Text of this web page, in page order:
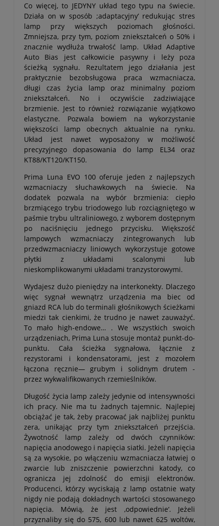
Co więcej, to JEDYNY układ tego typu na świecie.
Działa on w sposób ;adaptacyjny’ redukując stres
lamp przy większych poziomach głośności.
Zmniejsza, przy tym, poziom zniekształceń o 50% i
znacznie wydłuża trwałość lamp. Układ Adaptive
Auto Bias jest całkowicie pasywny i leży poza
ścieżką sygnału. Rezultatem jego działania jest
praktycznie bezobsługowa praca wzmacniacza,
długi czas życia lamp oraz minimalny poziom
zniekształceń. No i oczywiście zadziwiające
brzmienie. Jest to również rozwiązanie wyjątkowo
elastyczne. Pozwala bowiem na wykorzystanie
większości lamp obecnych aktualnie na rynku.
Układ jest nawet wyposażony w możliwość
precyzyjnego dopasowania do lamp EL34 oraz
KT88/KT120/KT150.
Prima Luna EVO 100 oferuje jeden z najlepszych
wzmacniaczy słuchawkowych na świecie. Na
dodatek pozwala na wybór brzmienia: ciepło
brzmiącego trybu triodowego lub rozciągniętego w
paśmie trybu ultraliniowego, z wyborem dostępnym
po naciśnięciu jednego przycisku. Większość
lampowych wzmacniaczy zintegrowanych lub
przedwzmacniaczy liniowych wykorzystuje gotowe
płytki z układami scalonymi lub
nieskomplikowanymi układami tranzystorowymi.
Wydajesz dużo pieniędzy na interkonekty. Dlaczego
więc sygnał wewnątrz urządzenia ma biec od
gniazd RCA lub do terminali głośnikowych ścieżkami
miedzi tak cienkimi, że trudno je nawet zauważyć.
To mało high-endowe… . We wszystkich swoich
urządzeniach, Prima Luna stosuje montaż punkt-do-
punktu. Cała ścieżka sygnałowa, łącznie z
rezystorami i kondensatorami, jest z mozołem
łączona ręcznie— grubym i solidnym drutem -
przez wykwalifikowanych rzemieślników.
Długość życia lamp zależy jedynie od intensywności
ich pracy. Nie ma tu żadnych tajemnic. Najlepiej
obciążać je tak, żeby pracować jak najbliżej punktu
zera, unikając przy tym zniekształceń przejścia.
Żywotność lamp zależy od dwóch czynników:
napięcia anodowego i napięcia siatki. Jeżeli napięcia
są za wysokie, po włączeniu wzmacniacza łatwiej o
zwarcie lub zniszczenie powierzchni katody, co
ogranicza jej zdolność do emisji elektronów.
Producenci, którzy wyciskają z lamp ostatnie waty
nigdy nie podają dokładnych wartości stosowanego
napięcia. Mówią, że jest ‚odpowiednie‘. Jeżeli
przyznaliby się do 575, 600 lub nawet 625 woltów,